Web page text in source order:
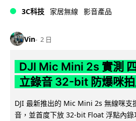
3C科技 家居無線 影音產品
Vin 2 日
DJI Mic Mini 2s 實測
立錄音 32-bit 防爆咪
DJI 最新推出的 Mic Mini 2s 無線咪支
音，並首度下放 32-bit Float 浮點內錄